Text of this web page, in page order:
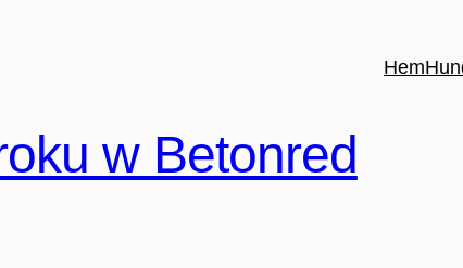
Hem
w Betonred